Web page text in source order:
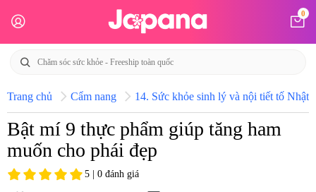
0
Trang chủ Cẩm nang 14. Sức khỏe sinh lý và nội tiết tố Nhật
Bật mí 9 thực phẩm giúp tăng ham
muốn cho phái đẹp
5 | 0 đánh giá